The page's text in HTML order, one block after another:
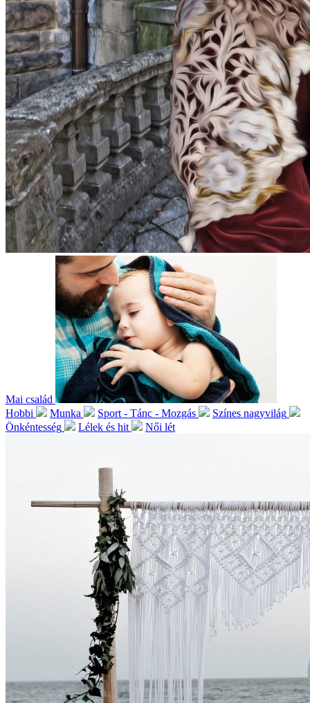
Mai család
Hobbi
Munka Sport - Tánc - Mozgás
Színes nagyvilág
Önkéntesség
Lélek és hit Női lét